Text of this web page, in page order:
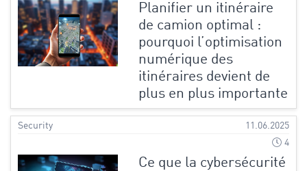
Planifier un itinéraire
de camion optimal :
pourquoi l’optimisation
numérique des
itinéraires devient de
plus en plus importante
Security
11.06.2025
4
Ce que la cybersécurité